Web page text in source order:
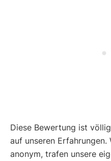
Diese Bewertung ist völlig
auf unseren
anonym, trafen unsere